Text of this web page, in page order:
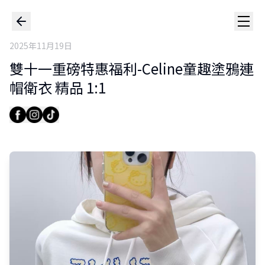
2025年11月19日
雙十一重磅特惠福利-Celine童趣塗鴉連
帽衛衣 精品 1:1